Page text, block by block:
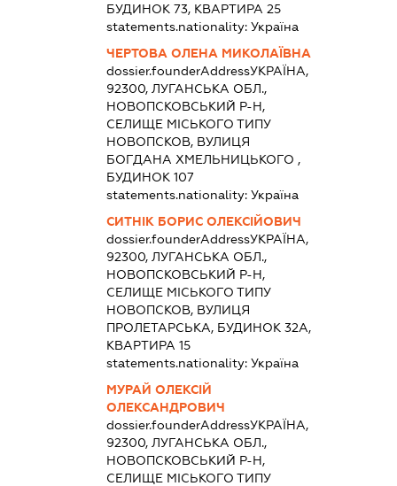
БУДИНОК 73, КВАРТИРА 25
statements.nationality: Україна
ЧЕРТОВА ОЛЕНА МИКОЛАЇВНА
dossier.founderAddressУКРАЇНА,
92300, ЛУГАНСЬКА ОБЛ.,
НОВОПСКОВСЬКИЙ Р-Н,
СЕЛИЩЕ МІСЬКОГО ТИПУ
НОВОПСКОВ, ВУЛИЦЯ
БОГДАНА ХМЕЛЬНИЦЬКОГО ,
БУДИНОК 107
statements.nationality: Україна
СИТНІК БОРИС ОЛЕКСІЙОВИЧ
dossier.founderAddressУКРАЇНА,
92300, ЛУГАНСЬКА ОБЛ.,
НОВОПСКОВСЬКИЙ Р-Н,
СЕЛИЩЕ МІСЬКОГО ТИПУ
НОВОПСКОВ, ВУЛИЦЯ
ПРОЛЕТАРСЬКА, БУДИНОК 32А,
КВАРТИРА 15
statements.nationality: Україна
МУРАЙ ОЛЕКСІЙ
ОЛЕКСАНДРОВИЧ
dossier.founderAddressУКРАЇНА,
92300, ЛУГАНСЬКА ОБЛ.,
НОВОПСКОВСЬКИЙ Р-Н,
СЕЛИЩЕ МІСЬКОГО ТИПУ